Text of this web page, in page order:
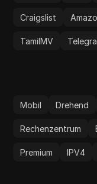
Craigslist
TamilMV
Mobil Drehend
Rechenzentrum
Premium IPV4